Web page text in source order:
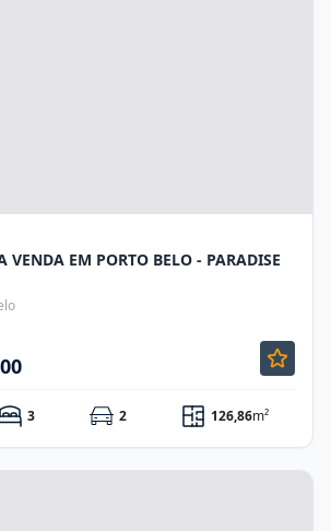
VENDA EM PORTO BELO - PARADISE
3 2 126,86m²